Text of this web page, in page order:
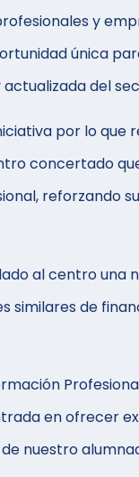
y
única
del
por lo que
concertado
reforzando
al centro una
similares de
en ofrecer
nuestro